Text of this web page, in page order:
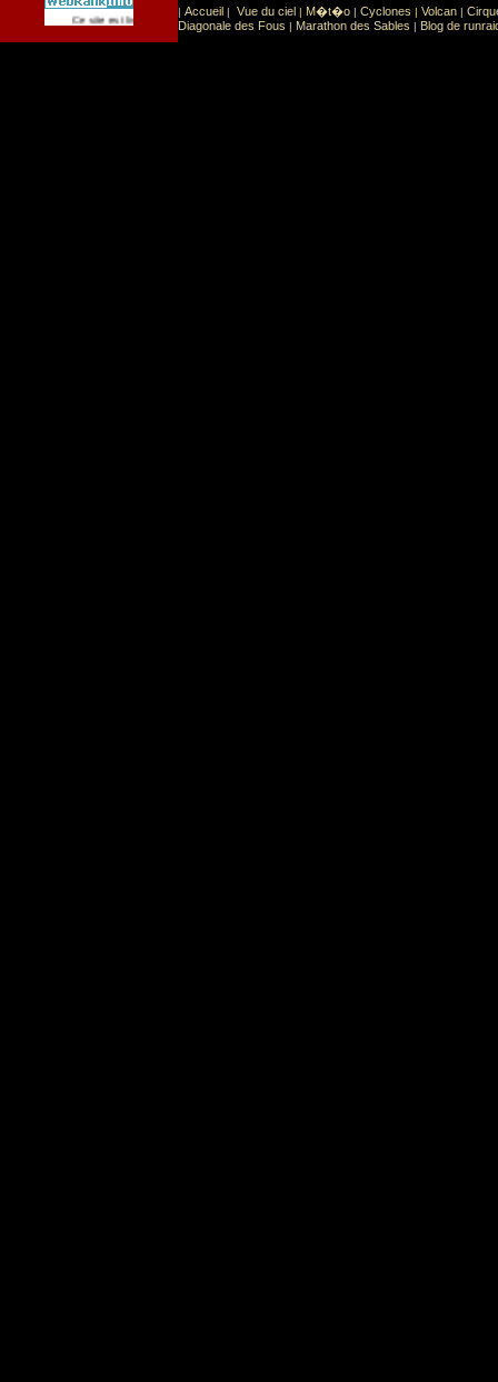
Ce site est list� dans la cat�gorie Sport: Sports extr�mes
| Accueil | Vue du ciel | M�t�o | Cyclones | Volcan |
Diagonale des Fous | Marathon des Sables | Blog de